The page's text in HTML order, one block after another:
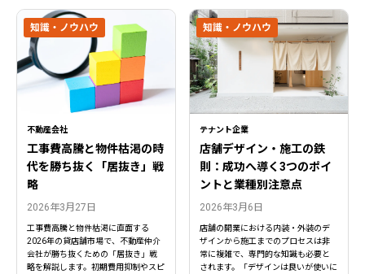
不動産会社
工事費高騰と物件枯渇の時
代を勝ち抜く「居抜き」戦
略
2026年3月27日
工事費高騰と物件枯渇に直面する
2026年の貸店舗市場で、不動産仲介
会社が勝ち抜くための「居抜き」戦
略を解説します。初期費用抑制やスピ
知識・ノウハウ
テナント企業
店舗デザイン・施工の鉄
則：成功へ導く3つのポイ
ントと業種別注意点
2026年3月6日
店舗の開業における内装・外装のデ
ザインから施工までのプロセスは非
常に複雑で、専門的な知識も必要と
されます。「デザインは良いが使いに
知識・ノウハウ